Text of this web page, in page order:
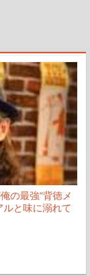
の最強“背徳メ
ルと味に溺れて